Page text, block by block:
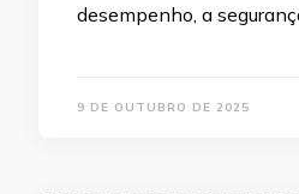
desempenho, a
9 DE OUTUBRO DE 2025